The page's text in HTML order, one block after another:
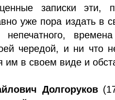
записки эти,
уже пора издать в
непечатного,
чередой, и ни что
им в своем виде и
Долгоруков